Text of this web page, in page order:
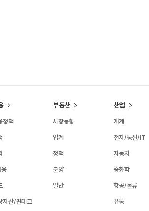
정책
융
자산/핀테크
부동산
시장동향
업계
정책
분양
일반
산업
재계
전자/통신/IT
자동차
중화학
항공/물류
유통